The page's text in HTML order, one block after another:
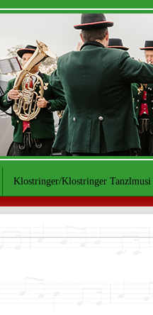
Klostringer/Klostringer Tanzlmusi